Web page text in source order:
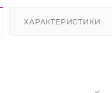
ХАРАКТЕРИСТИКИ